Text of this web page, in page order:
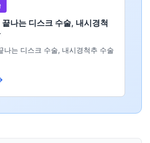
나는 디스크 수술, 내시경척
나는 디스크 수술, 내시경척추 수술